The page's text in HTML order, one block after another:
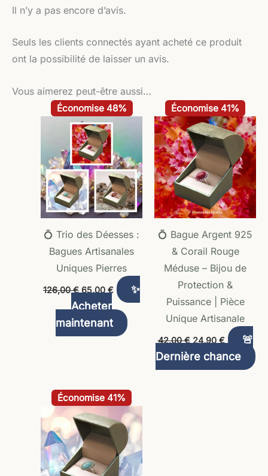
Il n’y a pas encore d’avis.
Seuls les clients connectés ayant acheté ce produit
ont la possibilité de laisser un avis.
Vous aimerez peut-être aussi…
Économise 48%
💍 Trio des Déesses :
Bagues Artisanales
Uniques Pierres
126,00€
Le
prix
initial
était :
126,00 €.
65,00 €
Le
prix
est :
✨
Acheter
maintenant
Économise 41%
💍 Bague Argent 925
& Corail Rouge
Méduse – Bijou de
Protection &
Puissance | Pièce
Unique Artisanale
42,00€
Le
prix
initial
était :
42,00 €.
24,90 €
Le
prix
actuel
est :
24,90 €.
🚨
Dernière chance
Économise 41%
Le
prix
initial
était :
42,00 €.
Le
prix
actuel
est :
24,90 €.